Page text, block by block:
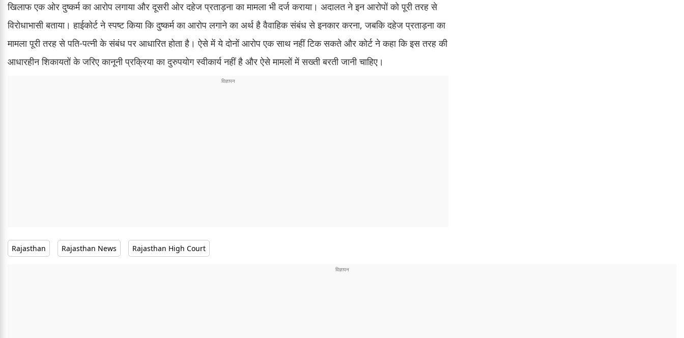
खिलाफ एक ओर दुष्कर्म का आरोप लगाया और दूसरी ओर दहेज प्रताड़ना का मामला भी दर्ज कराया। अदालत ने इन आरोपों को पूरी तरह से
विरोधाभासी बताया। हाईकोर्ट ने स्पष्ट किया कि दुष्कर्म का आरोप लगाने का अर्थ है वैवाहिक संबंध से इनकार करना, जबकि दहेज प्रताड़ना का
मामला पूरी तरह से पति-पत्नी के संबंध पर आधारित होता है। ऐसे में ये दोनों आरोप एक साथ नहीं टिक सकते और कोर्ट ने कहा कि इस तरह की
आधारहीन शिकायतों के जरिए कानूनी प्रक्रिया का दुरुपयोग स्वीकार्य नहीं है और ऐसे मामलों में सख्ती बरती जानी चाहिए।
Rajasthan Rajasthan News Rajasthan High Court